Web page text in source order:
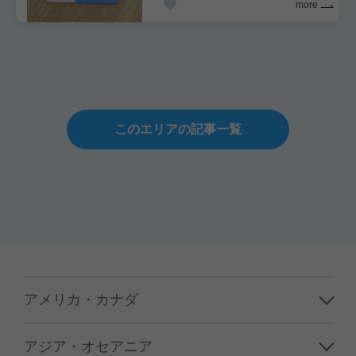
more
このエリアの記事一覧
アメリカ・カナダ
ハワイ
アジア・オセアニア